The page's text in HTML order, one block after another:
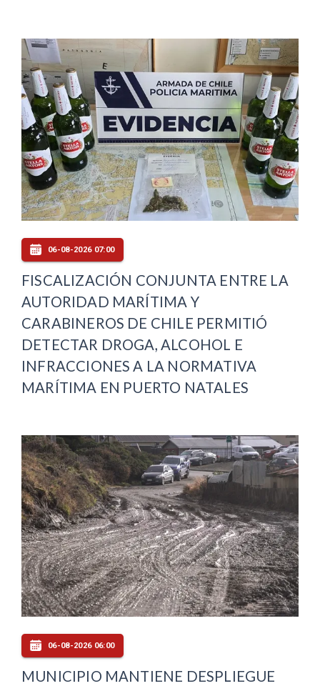
06-08-2026 07:00
FISCALIZACIÓN CONJUNTA ENTRE LA
AUTORIDAD MARÍTIMA Y
CARABINEROS DE CHILE PERMITIÓ
DETECTAR DROGA, ALCOHOL E
INFRACCIONES A LA NORMATIVA
MARÍTIMA EN PUERTO NATALES
06-08-2026 06:00
MUNICIPIO MANTIENE DESPLIEGUE